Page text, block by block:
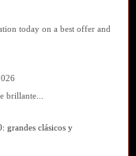
today on a best offer and
brillante...
grandes clásicos y